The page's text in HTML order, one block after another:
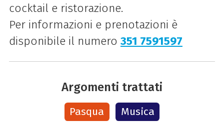
cocktail e ristorazione.
Per informazioni e prenotazioni è
disponibile il numero 351 7591597
Argomenti trattati
Pasqua Musica